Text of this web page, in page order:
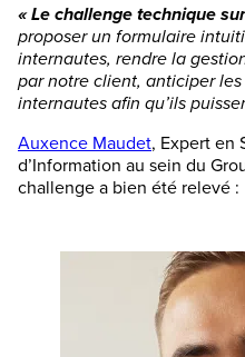
« Le challenge technique
proposer un formulaire
internautes, rendre la
par notre client, anticiper
internautes afin qu’ils
Auxence Maudet, Expert en
d’Information au sein du
challenge a bien été relevé :